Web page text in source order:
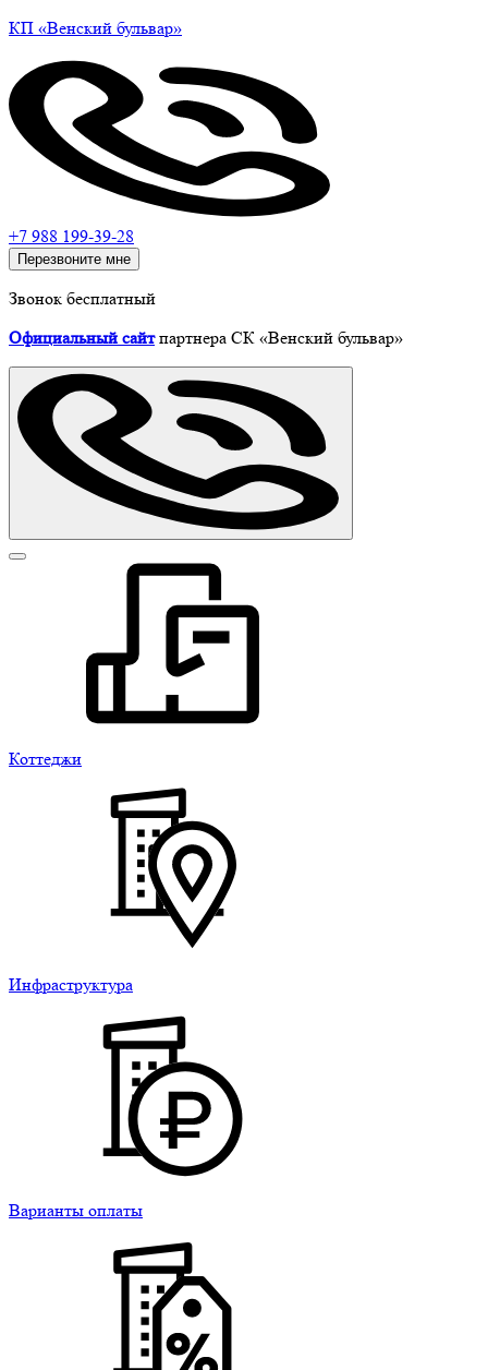
КП «Венский бульвар»
+7 988 199-39-28
Перезвоните мне
Звонок бесплатный
Официальный сайтпартнера СК «Венский бульвар»
Коттеджи
Инфраструктура
Варианты оплаты